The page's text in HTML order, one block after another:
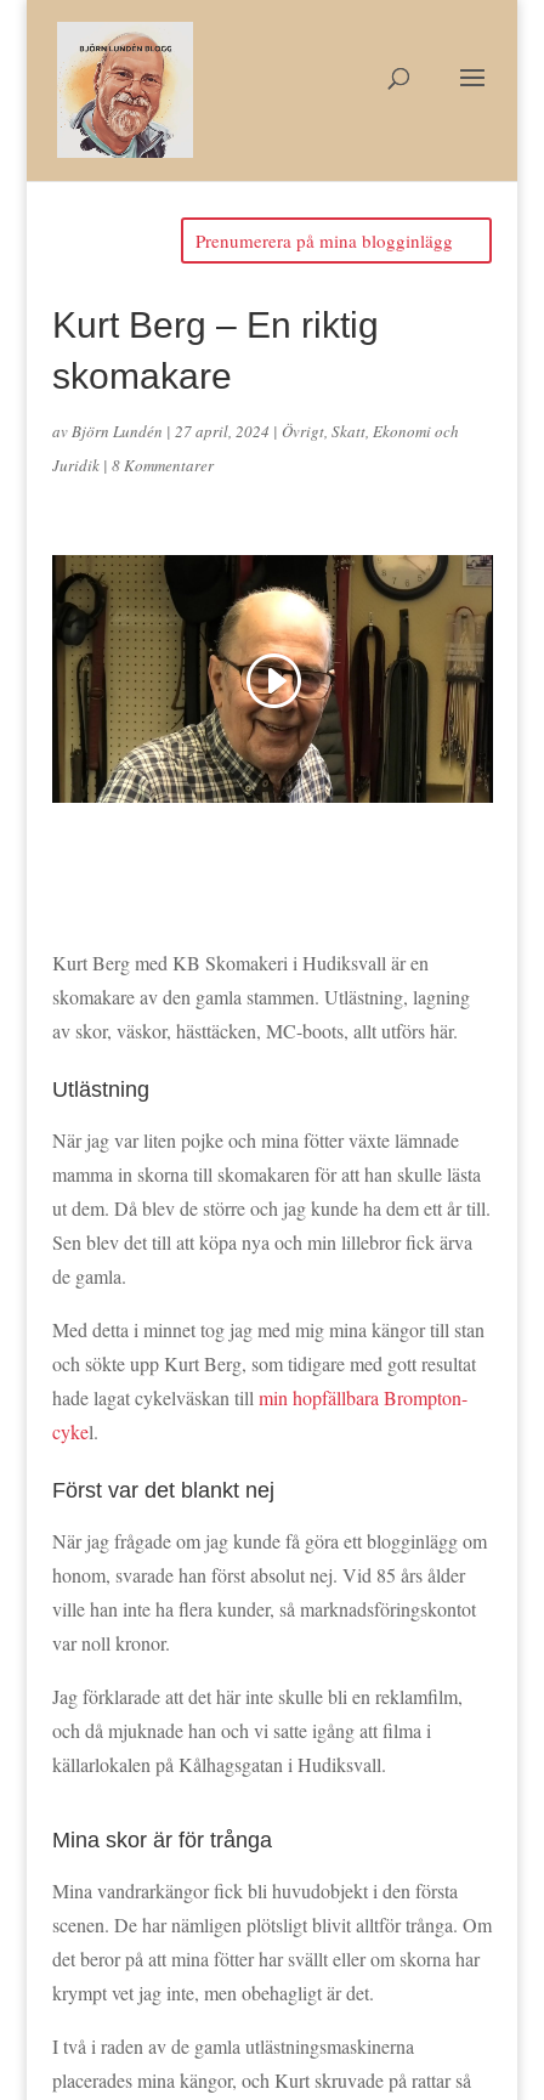
Prenumerera på mina blogginlägg
Kurt Berg – En riktig
skomakare
avBjörn Lundén | 27 april, 2024 | Övrigt, Skatt, Ekonomi och
Juridik| 8 Kommentarer
Kurt Berg med KB Skomakeri i Hudiksvall är en
skomakare av den gamla stammen. Utlästning, lagning
av skor, väskor, hästtäcken, MC-boots, allt utförs här.
Utlästning
När jag var liten pojke och mina fötter växte lämnade
mamma in skorna till skomakaren för att han skulle lästa
ut dem. Då blev de större och jag kunde ha dem ett år till.
Sen blev det till att köpa nya och min lillebror fick ärva
de gamla.
Med detta i minnet tog jag med mig mina kängor till stan
och sökte upp Kurt Berg, som tidigare med gott resultat
hade lagat cykelväskan tillmin hopfällbara Brompton-
cykel.
Först var det blankt nej
När jag frågade om jag kunde få göra ett blogginlägg om
honom, svarade han först absolut nej. Vid 85 års ålder
ville han inte ha flera kunder, så marknadsföringskontot
var noll kronor.
Jag förklarade att det här inte skulle bli en reklamfilm,
och då mjuknade han och vi satte igång att filma i
källarlokalen på Kålhagsgatan i Hudiksvall.
Mina skor är för trånga
Mina vandrarkängor fick bli huvudobjekt i den första
scenen. De har nämligen plötsligt blivit alltför trånga. Om
det beror på att mina fötter har svällt eller om skorna har
krympt vet jag inte, men obehagligt är det.
I två i raden av de gamla utlästningsmaskinerna
placerades mina kängor, och Kurt skruvade på rattar så